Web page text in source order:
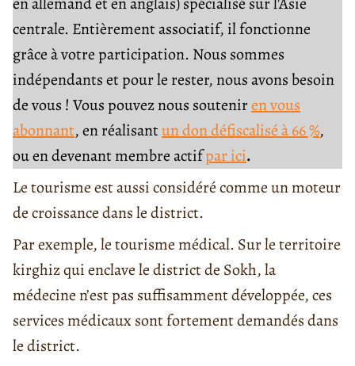
centrale. Entièrement associatif, il fonctionne
grâce à votre participation. Nous sommes
indépendants et pour le rester, nous avons besoin
de vous ! Vous pouvez nous souteniren vous
abonnant, en réalisantun don défiscalisé à 66 %,
ou en devenant membre actifpar ici.
Le tourisme est aussi considéré comme un moteur
de croissance dans le district.
Par exemple, le tourisme médical. Sur le territoire
kirghiz qui enclave le district de Sokh, la
médecine n’est pas suffisamment développée, ces
services médicaux sont fortement demandés dans
le district.